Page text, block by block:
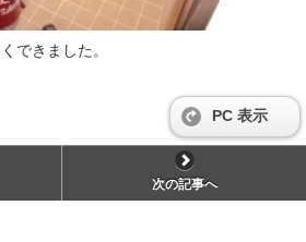
できました。
PC 表示
次の記事へ